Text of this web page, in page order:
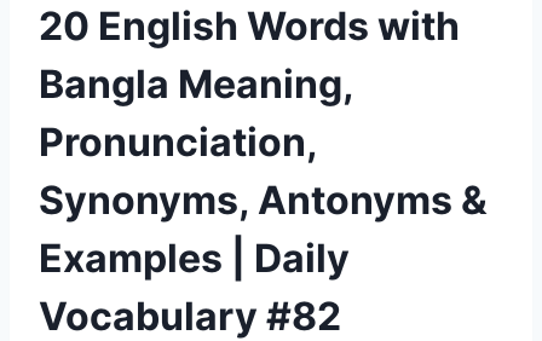
20 English Words with
Bangla Meaning,
Pronunciation,
Synonyms, Antonyms &
Examples | Daily
Vocabulary #82